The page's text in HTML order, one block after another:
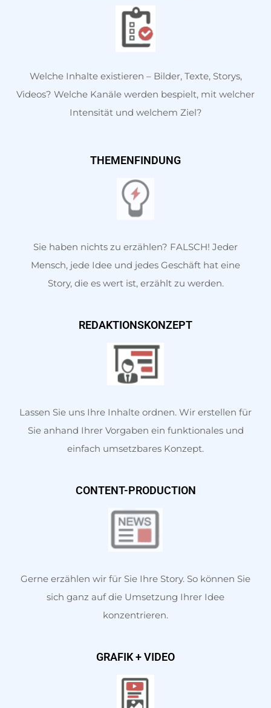
Welche Inhalte existieren – Bilder, Texte, Storys,
Videos? Welche Kanäle werden bespielt, mit welcher
Intensität und welchem Ziel?
THEMENFINDUNG
Sie haben nichts zu erzählen? FALSCH! Jeder
Mensch, jede Idee und jedes Geschäft hat eine
Story, die es wert ist, erzählt zu werden.
REDAKTIONSKONZEPT
Lassen Sie uns Ihre Inhalte ordnen. Wir erstellen für
Sie anhand Ihrer Vorgaben ein funktionales und
einfach umsetzbares Konzept.
CONTENT-PRODUCTION
Gerne erzählen wir für Sie Ihre Story. So können Sie
sich ganz auf die Umsetzung Ihrer Idee
konzentrieren.
GRAFIK + VIDEO